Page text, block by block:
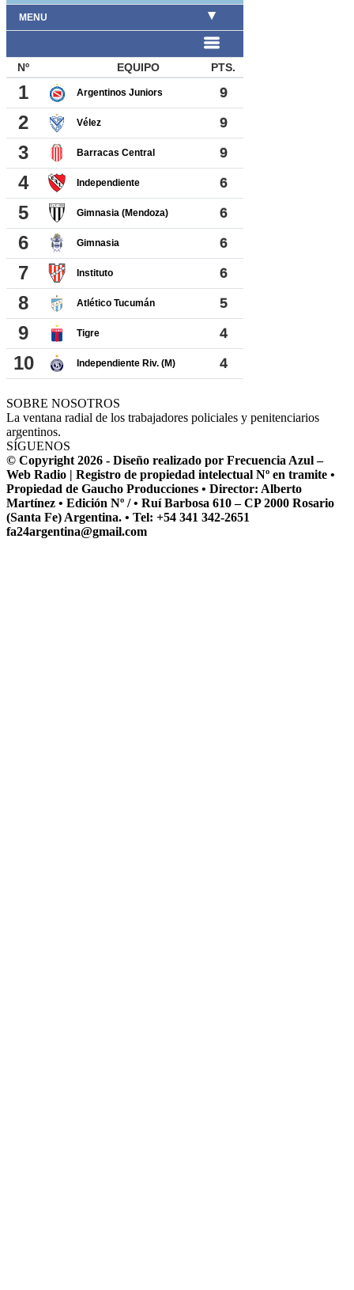
SOBRE NOSOTROS
La ventana radial de los trabajadores policiales y penitenciarios
argentinos.
SÍGUENOS
© Copyright 2026 - Diseño realizado por Frecuencia Azul –
Web Radio | Registro de propiedad intelectual Nº en tramite •
Propiedad de Gaucho Producciones • Director: Alberto
Martínez • Edición Nº / • Ruí Barbosa 610 – CP 2000 Rosario
(Santa Fe) Argentina. • Tel: +54 341 342-2651
fa24argentina@gmail.com